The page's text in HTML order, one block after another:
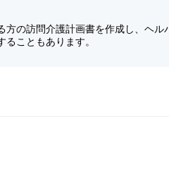
方の訪問介護計画書を作成し、ヘ
こともあります。